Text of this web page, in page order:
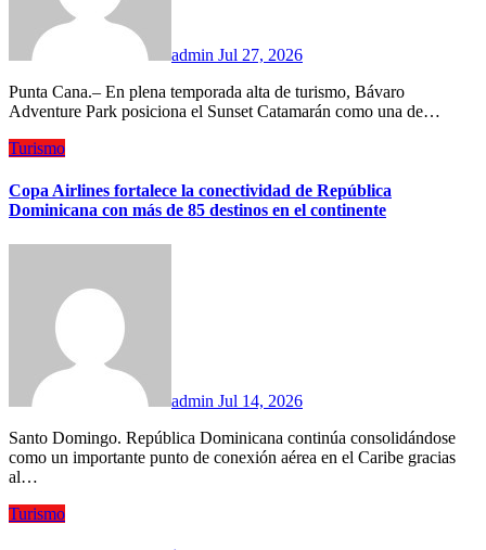
admin Jul 27, 2026
Punta Cana.– En plena temporada alta de turismo, Bávaro
Adventure Park posiciona el Sunset Catamarán como una de…
Turismo
Copa Airlines fortalece la conectividad de República
Dominicana con más de 85 destinos en el continente
admin Jul 14, 2026
Santo Domingo. República Dominicana continúa consolidándose
como un importante punto de conexión aérea en el Caribe gracias
al…
Turismo